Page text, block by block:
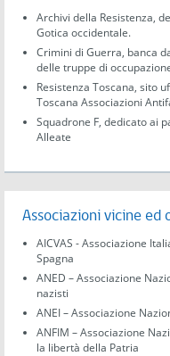
Archivi della Resistenza,
Gotica occidentale.
Crimini di Guerra, banca
delle truppe di
Resistenza Toscana, sito
Toscana Associazioni
Squadrone F, dedicato ai
Alleate
Associazioni vicine ed
AICVAS - Associazione
Spagna
ANED – Associazione
nazisti
ANEI – Associazione
ANFIM – Associazione
la libertà della Patria